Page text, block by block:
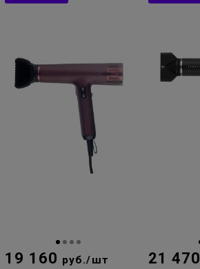
19 160 руб./шт 21 470